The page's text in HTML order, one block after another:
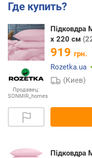
Где купить?
Продавец:
SONMIR_homes
Підковдра
x 220 см
919 грн.
Rozetka.ua
(Киев)
Підковдра